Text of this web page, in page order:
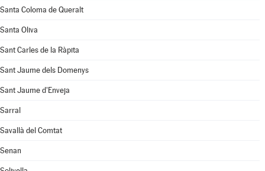
Santa Coloma de Queralt
Santa Oliva
Sant Carles de la Ràpita
Sant Jaume dels Domenys
Sant Jaume d'Enveja
Sarral
Savallà del Comtat
Senan